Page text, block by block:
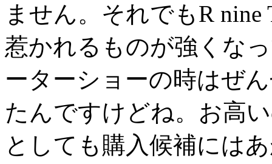
ません。それでもR
惹かれるものが強くな
ーターショーの時はぜ
たんですけどね。お高
としても購入候補には